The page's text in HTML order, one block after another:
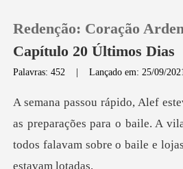
Loja
Redenção: Coração
Capítulo 20 Últimos Dias
Palavras: 452 |Lançado em: 25/09/
arações para o baile. A
todos fala